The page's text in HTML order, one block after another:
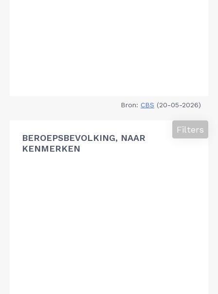
Bron: CBS (20-05-2026)
BEROEPSBEVOLKING, NAAR
KENMERKEN
Filters